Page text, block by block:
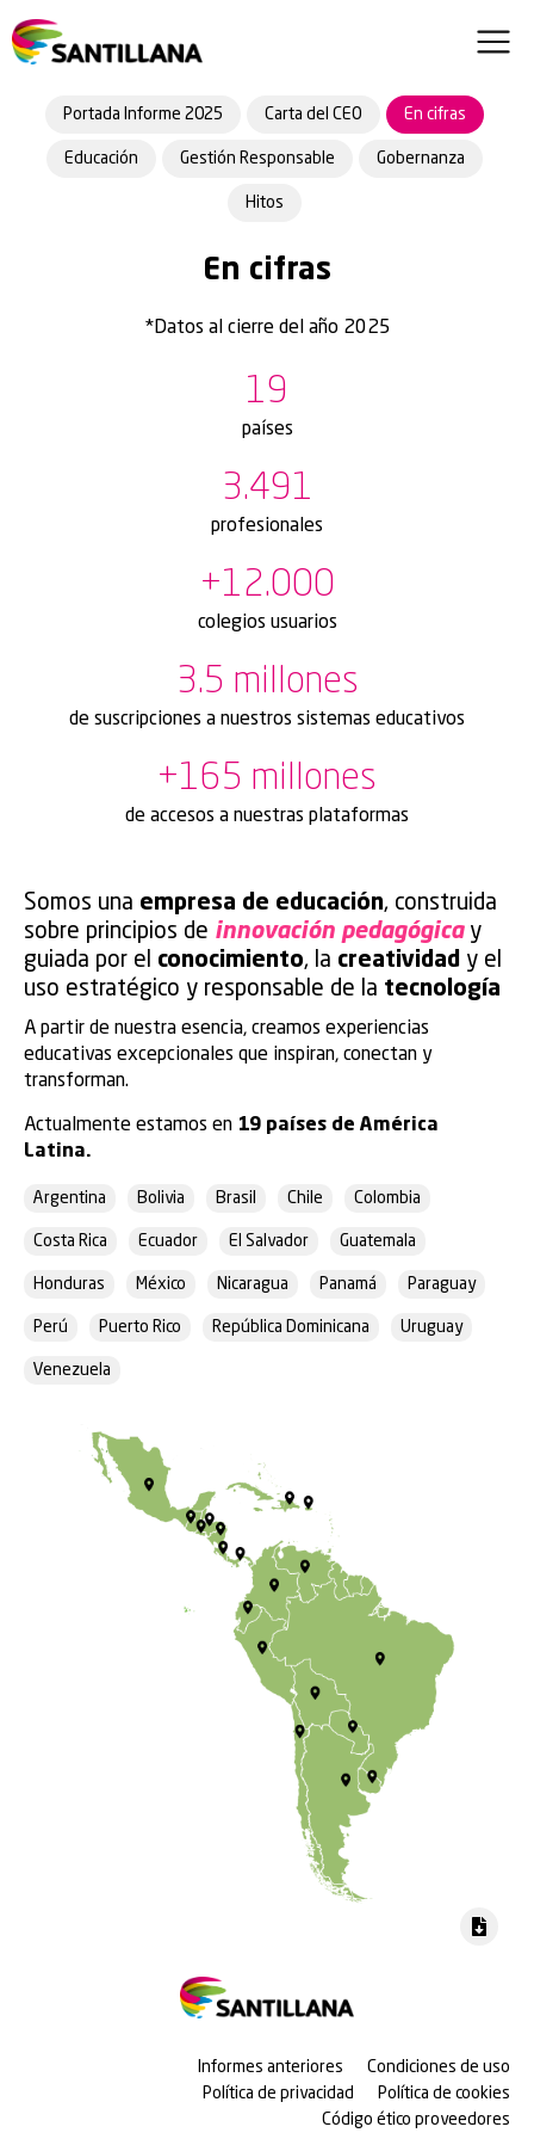
Portada Informe 2025 Carta del CEO En cifras
Educación Gestión Responsable Gobernanza
Hitos
En cifras
*Datos al cierre del año 2025
países
19
profesionales
3.491
colegios usuarios
+12.000
de suscripciones a nuestros sistemas educativos
3.5 millones
de accesos a nuestras plataformas
+165 millones
Somos una empresa de educación, construida
sobre principios de innovación pedagógica y
guiada por el conocimiento, la creatividad y el
uso estratégico y responsable de la tecnología
A partir de nuestra esencia, creamos experiencias
educativas excepcionales que inspiran, conectan y
transforman.
Actualmente estamos en 19 países de América
Latina.
Argentina Bolivia Brasil Chile Colombia
Costa Rica Ecuador El Salvador Guatemala
Honduras México Nicaragua Panamá Paraguay
Perú Puerto Rico República Dominicana Uruguay
Venezuela
Informes anteriores
Condiciones de uso
Política de privacidad
Política de cookies
Código ético proveedores